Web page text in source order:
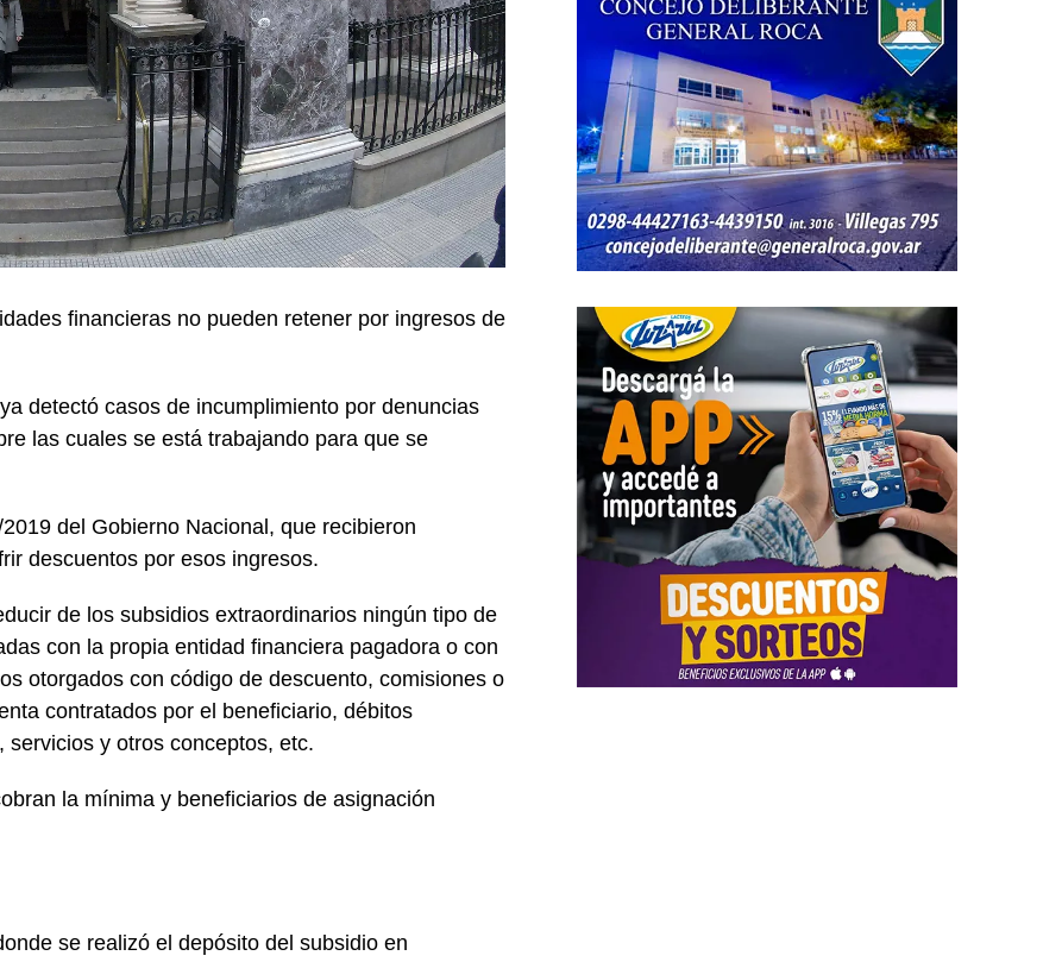
financieras no pueden retener por ingresos de
detectó casos de incumplimiento por denuncias
las cuales se está trabajando para que se
del Gobierno Nacional, que recibieron
descuentos por esos ingresos.
de los subsidios extraordinarios ningún tipo de
con la propia entidad financiera pagadora o con
otorgados con código de descuento, comisiones o
contratados por el beneficiario, débitos
y otros conceptos, etc.
la mínima y beneficiarios de asignación
se realizó el depósito del subsidio en